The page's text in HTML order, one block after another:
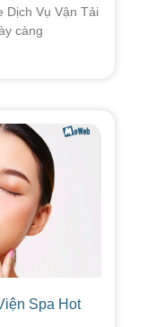
Dịch Vụ Vận Tải
càng
Spa Hot